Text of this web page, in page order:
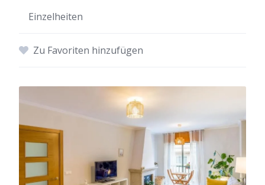
Einzelheiten
Zu Favoriten hinzufügen